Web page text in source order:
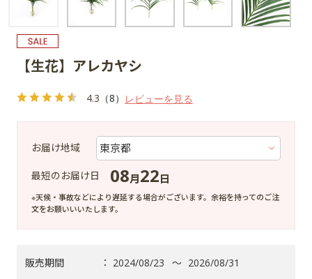
【生花】アレカヤシ
お届け地域
最短のお届け日 08月22日
※天候・事故などにより遅延する場合がございます。余裕を持ってのご注
文をお願いいいたします。
販売期間 ： 2024/08/23 ～ 2026/08/31
4.3 （8） レビューを見る